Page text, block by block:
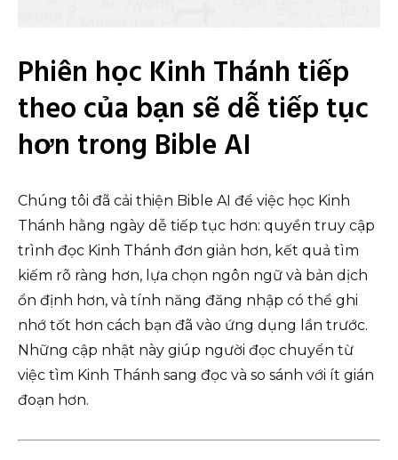
Phiên học Kinh Thánh tiếp
theo của bạn sẽ dễ tiếp tục
hơn trong Bible AI
Chúng tôi đã cải thiện Bible AI để việc học Kinh
Thánh hằng ngày dễ tiếp tục hơn: quyền truy cập
trình đọc Kinh Thánh đơn giản hơn, kết quả tìm
kiếm rõ ràng hơn, lựa chọn ngôn ngữ và bản dịch
ổn định hơn, và tính năng đăng nhập có thể ghi
nhớ tốt hơn cách bạn đã vào ứng dụng lần trước.
Những cập nhật này giúp người đọc chuyển từ
việc tìm Kinh Thánh sang đọc và so sánh với ít gián
đoạn hơn.